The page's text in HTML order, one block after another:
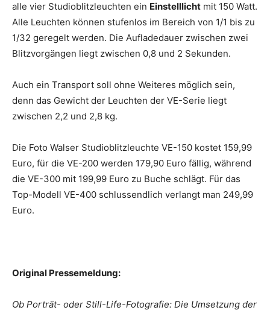
alle vier Studioblitzleuchten ein Einstelllicht mit 150 Watt.
Alle Leuchten können stufenlos im Bereich von 1/1 bis zu
1/32 geregelt werden. Die Aufladedauer zwischen zwei
Blitzvorgängen liegt zwischen 0,8 und 2 Sekunden.
Auch ein Transport soll ohne Weiteres möglich sein,
denn das Gewicht der Leuchten der VE-Serie liegt
zwischen 2,2 und 2,8 kg.
Die Foto Walser Studioblitzleuchte VE-150 kostet 159,99
Euro, für die VE-200 werden 179,90 Euro fällig, während
die VE-300 mit 199,99 Euro zu Buche schlägt. Für das
Top-Modell VE-400 schlussendlich verlangt man 249,99
Euro.
Original Pressemeldung:
Ob Porträt- oder Still-Life-Fotografie: Die Umsetzung der